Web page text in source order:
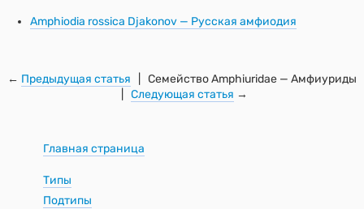
Amphiodia rossica Djakonov — Русская амфиодия
← Предыдущая статья | Семейство Amphiuridae — Амфиуриды
|Следующая статья →
Главная страница
Типы
Подтипы